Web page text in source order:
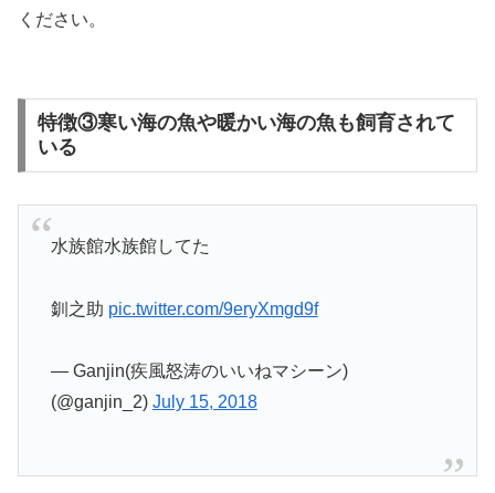
ください。
特徴③寒い海の魚や暖かい海の魚も飼育されて
いる
水族館水族館してた
釧之助 pic.twitter.com/9eryXmgd9f
— Ganjin(疾風怒涛のいいねマシーン)
(@ganjin_2) July 15, 2018